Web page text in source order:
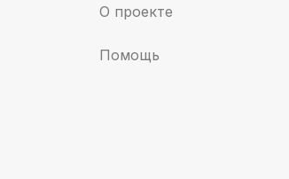
О проекте
Помощь